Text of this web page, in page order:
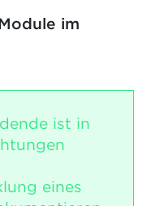
im
ist in
eines